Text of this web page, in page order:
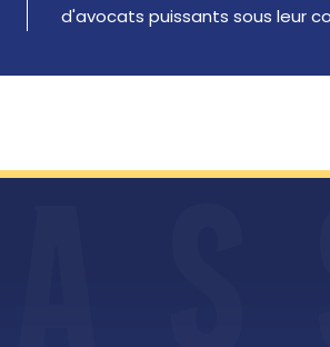
d'avocats puissants sous leur